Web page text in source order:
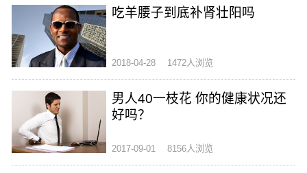
吃羊腰子到底补肾壮阳吗
2018-04-28 1472人浏览
男人40一枝花 你的健康状况还
好吗？
2017-09-01 8156人浏览